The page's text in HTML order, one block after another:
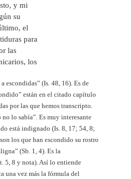
y mi
su
el
para
las
los
escondidas” (Is. 48, 16). Es de
están en el citado capítulo
por las que hemos transcripto.
lo sabía”. Es muy interesante
está indignado (Is. 8, 17; 54, 8;
los que han escondido su rostro
(Sb. 1, 4). Es la
5, 8 y nota). Así lo entiende
una vez más la fórmula del